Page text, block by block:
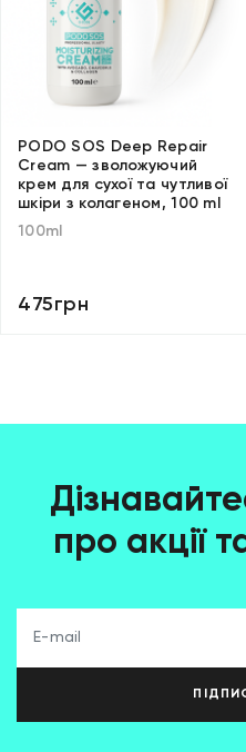
PODO SOS Deep Repair
Cream — зволожуючий
крем для сухої та чутливої
шкіри з колагеном, 100 ml
100ml
475грн
про акції